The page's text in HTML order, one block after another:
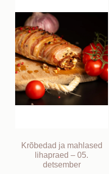
Krõbedad ja mahlased
lihapraed – 05.
detsember